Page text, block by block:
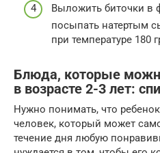
Выложить биточки в
посыпать натертым
при температуре 180
Блюда, которые
в возрасте 2-3 лет:
Нужно понимать, что
человек, который может
течение дня любую